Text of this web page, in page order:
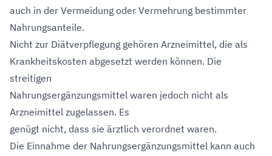
auch in der Vermeidung oder Vermehrung bestimmter
Nahrungsanteile.
Nicht zur Diätverpflegung gehören Arzneimittel, die als
Krankheitskosten abgesetzt werden können. Die
streitigen
Nahrungsergänzungsmittel waren jedoch nicht als
Arzneimittel zugelassen. Es
genügt nicht, dass sie ärztlich verordnet waren.
Die Einnahme der Nahrungsergänzungsmittel kann auch